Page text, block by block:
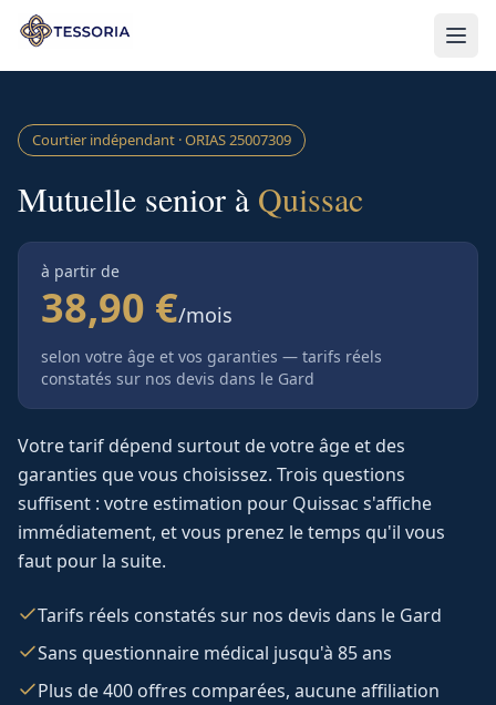
Aller au contenu principal
Courtier indépendant · ORIAS25007309
Mutuelle senior à Quissac
à partir de
38,90 €/mois
selon votre âge et vos garanties — tarifs réels
constatés sur nos devis dans le Gard
Votre tarif dépend surtout de votre âge et des
garanties que vous choisissez. Trois questions
suffisent : votre estimation pour Quissac s'affiche
immédiatement, et vous prenez le temps qu'il vous
faut pour la suite.
Tarifs réels constatés sur nos devis dans le Gard
Sans questionnaire médical jusqu'à 85 ans
Plus de 400 offres comparées, aucune affiliation